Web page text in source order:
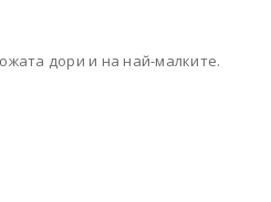
дори и на най-малките.